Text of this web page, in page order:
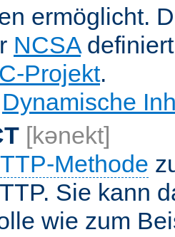
ermöglicht.
NCSA
Projekt.
Dynamische
[kənekt]
Methode
Sie kann
wie zum